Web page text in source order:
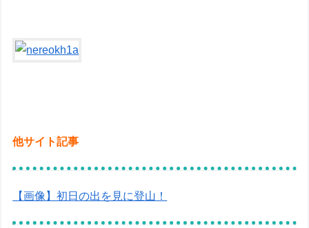
他サイト記事
【画像】初日の出を見に登山！